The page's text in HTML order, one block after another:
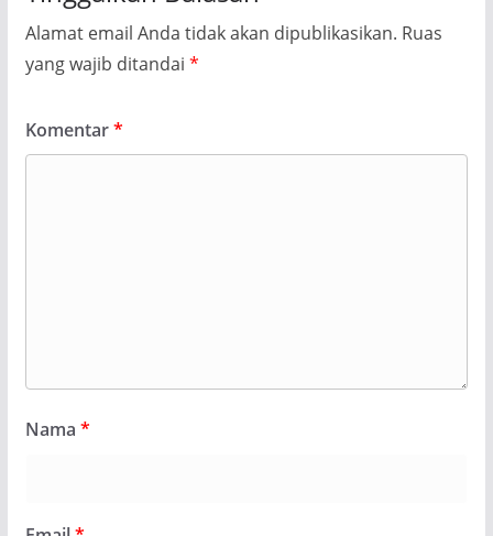
Alamat email Anda tidak akan dipublikasikan. Ruas
yang wajib ditandai *
Komentar*
Nama *